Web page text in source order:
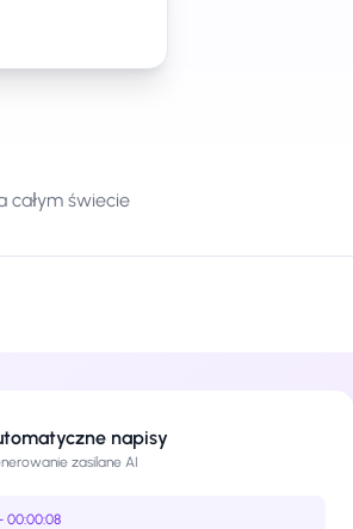
całym świecie
napisy
zasilane AI
00:00:08